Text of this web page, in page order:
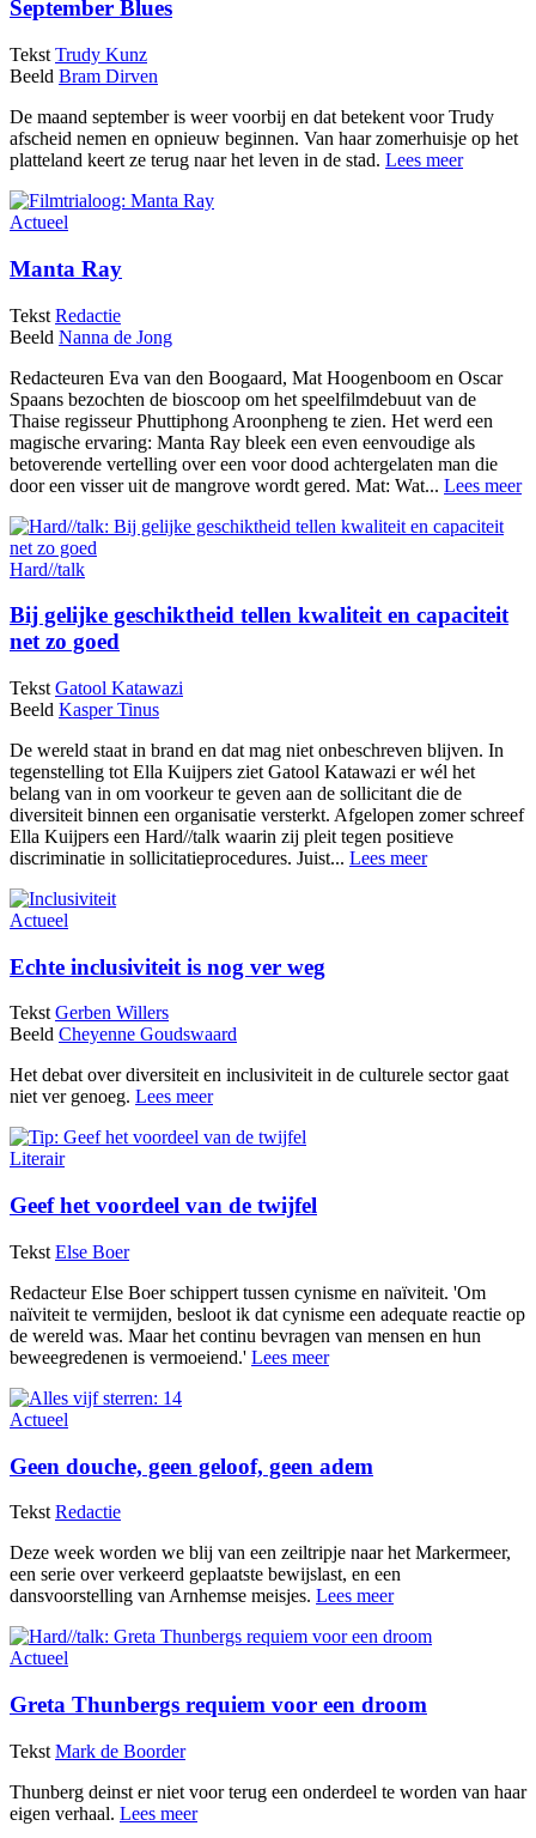
September Blues
Tekst Trudy Kunz
Beeld Bram Dirven
De maand september is weer voorbij en dat betekent voor Trudy
afscheid nemen en opnieuw beginnen. Van haar zomerhuisje op het
platteland keert ze terug naar het leven in de stad. Lees meer
Actueel
Manta Ray
Tekst Redactie
Beeld Nanna de Jong
Redacteuren Eva van den Boogaard, Mat Hoogenboom en Oscar
Spaans bezochten de bioscoop om het speelfilmdebuut van de
Thaise regisseur Phuttiphong Aroonpheng te zien. Het werd een
magische ervaring: Manta Ray bleek een even eenvoudige als
betoverende vertelling over een voor dood achtergelaten man die
door een visser uit de mangrove wordt gered. Mat: Wat... Lees meer
Hard//talk
Bij gelijke geschiktheid tellen kwaliteit en capaciteit
net zo goed
Tekst Gatool Katawazi
Beeld Kasper Tinus
De wereld staat in brand en dat mag niet onbeschreven blijven. In
tegenstelling tot Ella Kuijpers ziet Gatool Katawazi er wél het
belang van in om voorkeur te geven aan de sollicitant die de
diversiteit binnen een organisatie versterkt. Afgelopen zomer schreef
Ella Kuijpers een Hard//talk waarin zij pleit tegen positieve
discriminatie in sollicitatieprocedures. Juist... Lees meer
Actueel
Echte inclusiviteit is nog ver weg
Tekst Gerben Willers
Beeld Cheyenne Goudswaard
Het debat over diversiteit en inclusiviteit in de culturele sector gaat
niet ver genoeg. Lees meer
Literair
Geef het voordeel van de twijfel
Tekst Else Boer
Redacteur Else Boer schippert tussen cynisme en naïviteit. 'Om
naïviteit te vermijden, besloot ik dat cynisme een adequate reactie op
de wereld was. Maar het continu bevragen van mensen en hun
beweegredenen is vermoeiend.' Lees meer
Actueel
Geen douche, geen geloof, geen adem
Tekst Redactie
Deze week worden we blij van een zeiltripje naar het Markermeer,
een serie over verkeerd geplaatste bewijslast, en een
dansvoorstelling van Arnhemse meisjes. Lees meer
Actueel
Greta Thunbergs requiem voor een droom
Tekst Mark de Boorder
Thunberg deinst er niet voor terug een onderdeel te worden van haar
eigen verhaal. Lees meer